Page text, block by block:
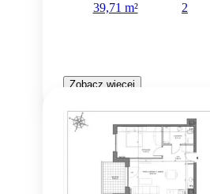
39,71 m²
2
Zobacz więcej